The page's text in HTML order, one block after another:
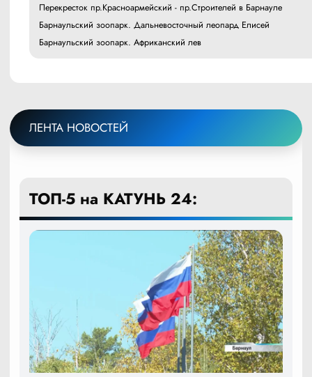
Перекресток пр.Красноармейский - пр.Строителей в Барнауле
Барнаульский зоопарк. Дальневосточный леопард Елисей
Барнаульский зоопарк. Африканский лев
ЛЕНТА НОВОСТЕЙ
ТОП-5 на КАТУНЬ 24: